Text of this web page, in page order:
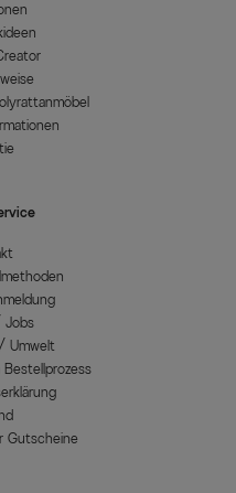
Jobs
Umwelt
Gutscheine